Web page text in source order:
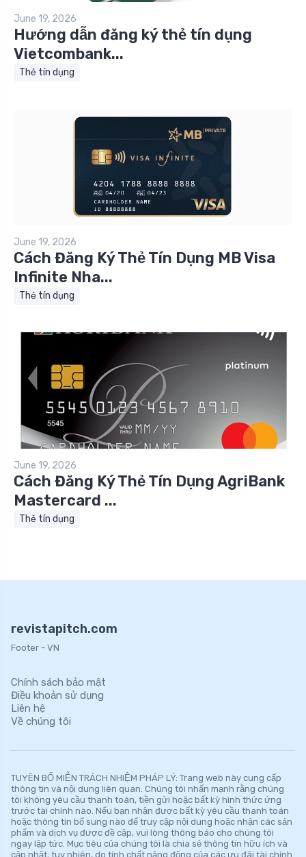
June 19, 2026
Hướng dẫn đăng ký thẻ tín dụng
Vietcombank...
Thẻ tín dụng
June 19, 2026
Cách Đăng Ký Thẻ Tín Dụng MB Visa
Infinite Nha...
Thẻ tín dụng
June 19, 2026
Cách Đăng Ký Thẻ Tín Dụng AgriBank
Mastercard ...
Thẻ tín dụng
revistapitch.com
Footer - VN
Chính sách bảo mật
Điều khoản sử dụng
Liên hệ
Về chúng tôi
TUYÊN BỐ MIỄN TRÁCH NHIỆM PHÁP LÝ: Trang web này cung cấp
thông tin và nội dung liên quan. Chúng tôi nhấn mạnh rằng chúng
tôi không yêu cầu thanh toán, tiền gửi hoặc bất kỳ hình thức ứng
trước tài chính nào. Nếu bạn nhận được bất kỳ yêu cầu thanh toán
hoặc thông tin bổ sung nào để truy cập nội dung hoặc nhận các sản
phẩm và dịch vụ được đề cập, vui lòng thông báo cho chúng tôi
ngay lập tức. Mục tiêu của chúng tôi là chia sẻ thông tin hữu ích và
cập nhật; tuy nhiên, do tính chất năng động của các ưu đãi tài chính